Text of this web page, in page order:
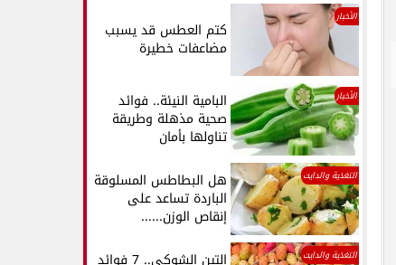
الأخبار
كتم العطس قد يسبب
مضاعفات خطيرة
الأخبار البامية النيئة.. فوائد
صحية مذهلة وطريقة
تناولها بأمان
التغذية والدايت هل البطاطس المسلوقة
الباردة تساعد على
إنقاص الوزن......
التغذية والدايت التين الشوكي.. 7 فوائد